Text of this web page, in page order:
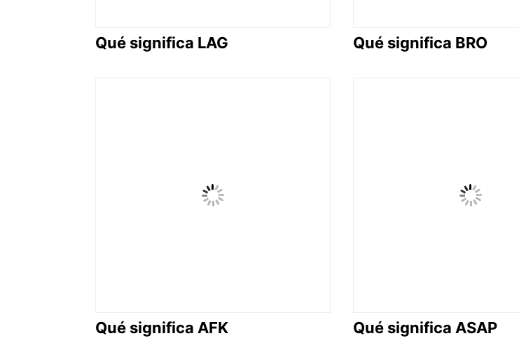
Qué significa LAG Qué significa BRO
Qué significa AFK Qué significa ASAP